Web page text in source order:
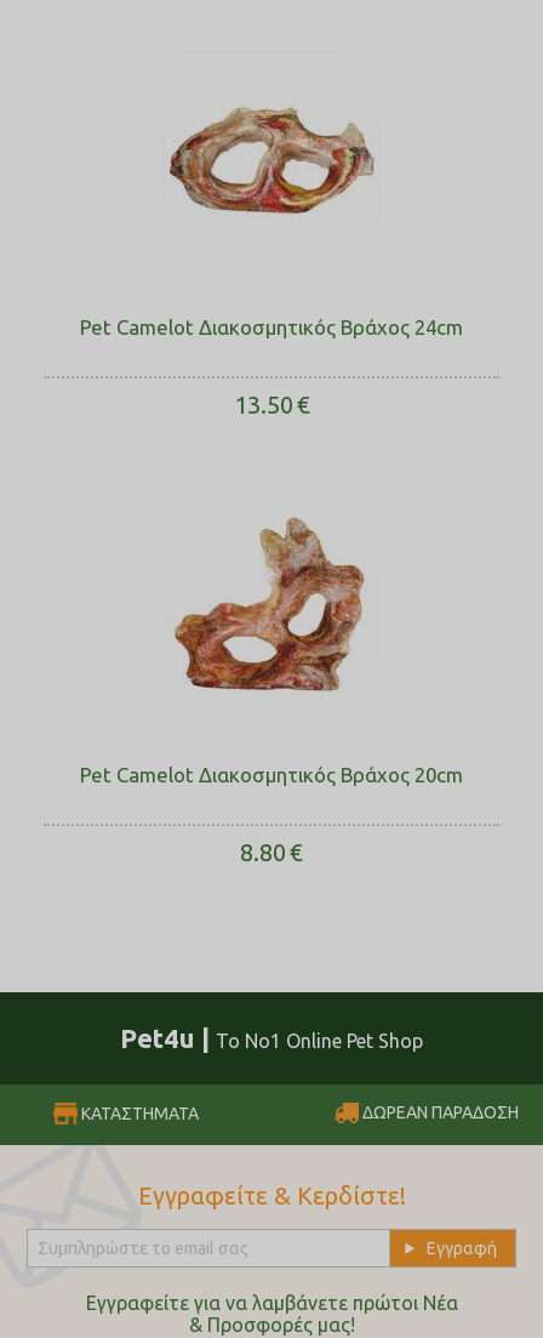
Pet Camelot Διακοσμητικός Βράχος 24cm
13.50€
Pet Camelot Διακοσμητικός Βράχος 20cm
8.80€
Pet4u | Το No1 Online Pet Shop
ΚΑΤΑΣΤΗΜΑΤΑ ΔΩΡΕΑΝ ΠΑΡΑΔΟΣΗ
Εγγραφείτε & Κερδίστε!
Εγγραφείτε για να λαμβάνετε πρώτοι Nέα
& Προσφορές μας!